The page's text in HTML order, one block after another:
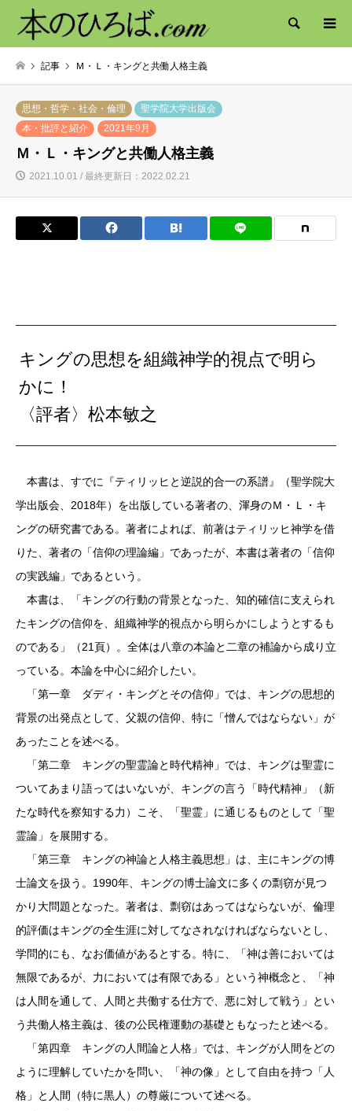
検索
記事 Ｍ・Ｌ・キングと共働人格主義
思想・哲学・社会・倫理
聖学院大学出版会
本・批評と紹介
2021年9月
Ｍ・Ｌ・キングと共働人格主義
2021.10.01 / 最終更新日：2022.02.21
キングの思想を組織神学的視点で明ら
かに！
〈評者〉松本敏之
本書は、すでに『ティリッヒと逆説的合一の系譜』（聖学院大
学出版会、2018年）を出版している著者の、渾身のＭ・Ｌ・キ
ングの研究書である。著者によれば、前著はティリッヒ神学を借
りた、著者の「信仰の理論編」であったが、本書は著者の「信仰
の実践編」であるという。
本書は、「キングの行動の背景となった、知的確信に支えられ
たキングの信仰を、組織神学的視点から明らかにしようとするも
のである」（21頁）。全体は八章の本論と二章の補論から成り立
っている。本論を中心に紹介したい。
「第一章 ダディ・キングとその信仰」では、キングの思想的
背景の出発点として、父親の信仰、特に「憎んではならない」が
あったことを述べる。
「第二章 キングの聖霊論と時代精神」では、キングは聖霊に
ついてあまり語ってはいないが、キングの言う「時代精神」（新
たな時代を察知する力）こそ、「聖霊」に通じるものとして「聖
霊論」を展開する。
「第三章 キングの神論と人格主義思想」は、主にキングの博
士論文を扱う。1990年、キングの博士論文に多くの剽窃が見つ
かり大問題となった。著者は、剽窃はあってはならないが、倫理
的評価はキングの全生涯に対してなされなければならないとし、
学問的にも、なお価値があるとする。特に、「神は善においては
無限であるが、力においては有限である」という神概念と、「神
は人間を通して、人間と共働する仕方で、悪に対して戦う」とい
う共働人格主義は、後の公民権運動の基礎ともなったと述べる。
「第四章 キングの人間論と人格」では、キングが人間をどの
ように理解していたかを問い、「神の像」として自由を持つ「人
格」と人間（特に黒人）の尊厳について述べる。